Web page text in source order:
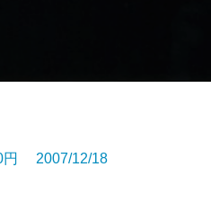
円 2007/12/18